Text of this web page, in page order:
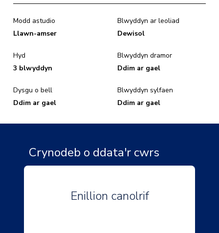
Modd astudio
Llawn-amser
Hyd
3 blwyddyn
Dysgu o bell
Ddim ar gael
Blwyddyn ar leoliad
Dewisol
Blwyddyn dramor
Ddim ar gael
Blwyddyn sylfaen
Ddim ar gael
Crynodeb o ddata'r cwrs
Enillion canolrif